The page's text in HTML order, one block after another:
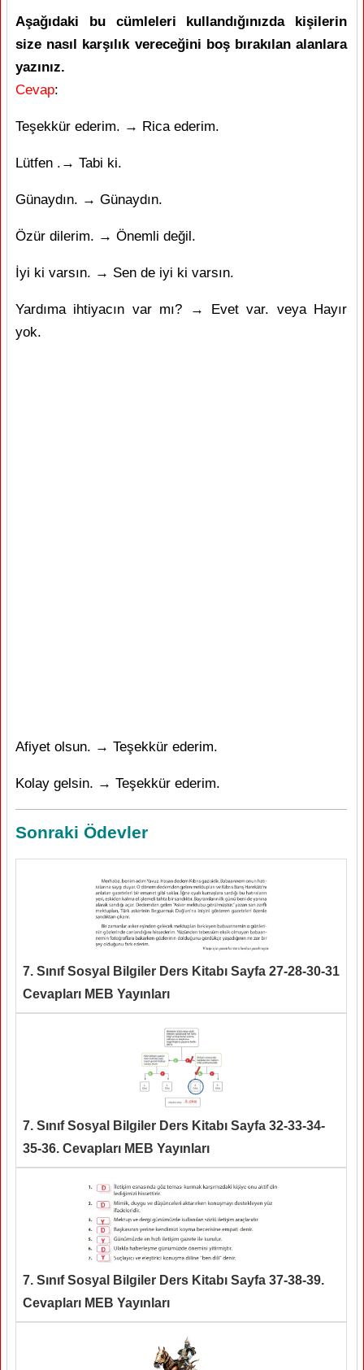
Aşağıdaki bu cümleleri kullandığınızda kişilerin
size nasıl karşılık vereceğini boş bırakılan alanlara
yazınız.
Cevap:
Teşekkür ederim. → Rica ederim.
Lütfen .→ Tabi ki.
Günaydın. → Günaydın.
Özür dilerim. → Önemli değil.
İyi ki varsın. → Sen de iyi ki varsın.
Yardıma ihtiyacın var mı? → Evet var. veya Hayır
yok.
Afiyet olsun. → Teşekkür ederim.
Kolay gelsin. → Teşekkür ederim.
Sonraki Ödevler
7. Sınıf Sosyal Bilgiler Ders Kitabı Sayfa 27-28-30-31
Cevapları MEB Yayınları
7. Sınıf Sosyal Bilgiler Ders Kitabı Sayfa 32-33-34-
35-36. Cevapları MEB Yayınları
7. Sınıf Sosyal Bilgiler Ders Kitabı Sayfa 37-38-39.
Cevapları MEB Yayınları